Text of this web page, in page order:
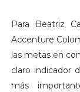
Para Beatriz
Accenture
las metas en
claro indicador
más